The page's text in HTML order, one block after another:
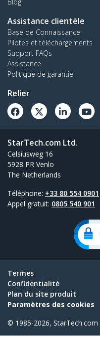
Assistance clientèle
Base de Connaissance
Pilotes et téléchargements
Support FAQs
Assistance
Politique de garantie
Relier
StarTech.com Ltd.
Celsiusweg 16
5928 PR Venlo
The Netherlands
Téléphone: +33 80 554 0901
Appel gratuit: 0805 540 901
Termes
Confidentialité
Plan du site produit
Paramètres des cookies
© 1985-2026,